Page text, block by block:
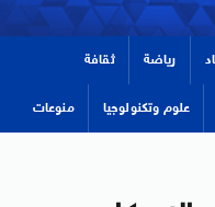
رياضة ثقافة
علوم وتكنولوجيا منوعات